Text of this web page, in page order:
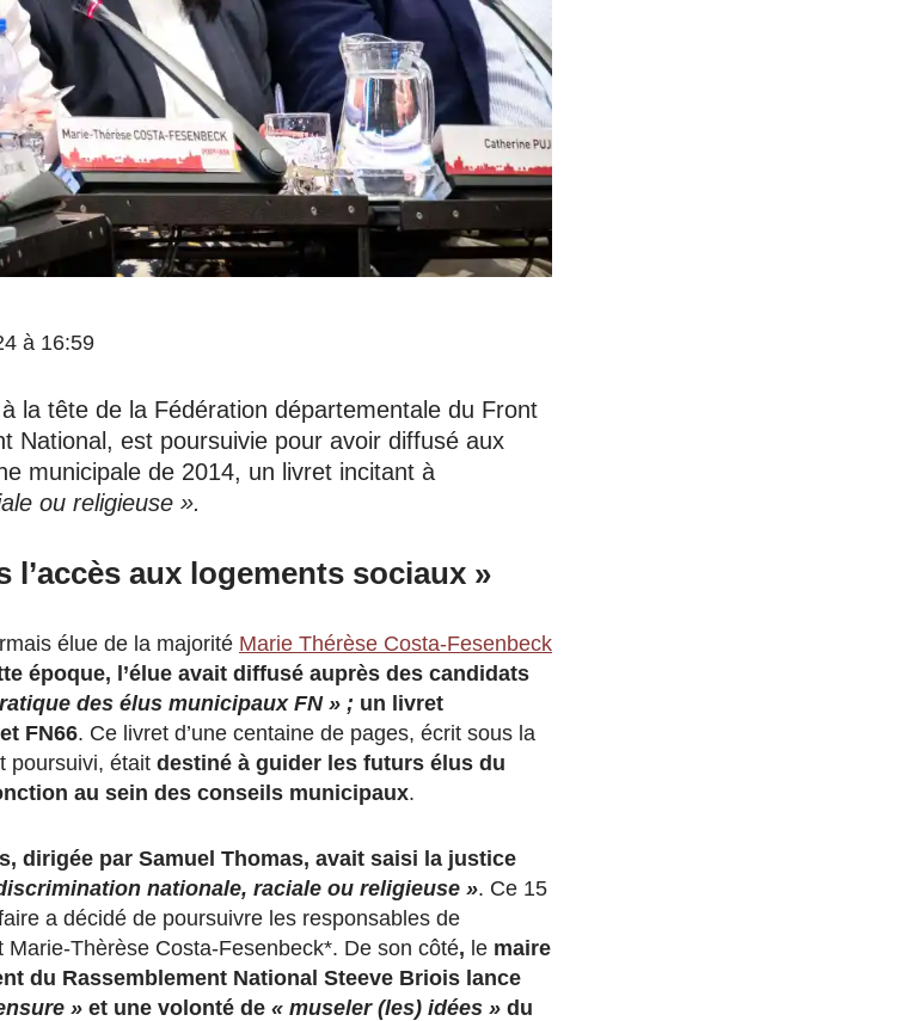
à 16:59
la tête de la Fédération départementale du Front
National, est poursuivie pour avoir diffusé aux
municipale de 2014, un livret incitant à
ou religieuse ».
l’accès aux logements sociaux »
élue de la majorité Marie Thérèse Costa-Fesenbeck
époque, l’élue avait diffusé auprès des candidats
des élus municipaux FN » ; un livret
FN66. Ce livret d’une centaine de pages, écrit sous la
poursuivi, était destiné à guider les futurs élus du
au sein des conseils municipaux.
dirigée par Samuel Thomas, avait saisi la justice
nationale, raciale ou religieuse ». Ce 15
a décidé de poursuivre les responsables de
Thèrèse Costa-Fesenbeck*. De son côté, le maire
du Rassemblement National Steeve Briois lance
» et une volonté de « museler (les) idées » du